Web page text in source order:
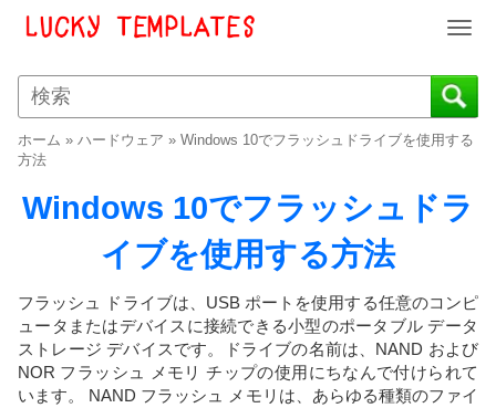
T
g
g
e
a
v
a
t
i
o
n
ホーム » ハードウェア » Windows 10でフラッシュドライブを使用する
方法
Windows 10でフラッシュドラ
イブを使用する方法
フラッシュ ドライブは、USB ポートを使用する任意のコンピ
ュータまたはデバイスに接続できる小型のポータブル データ
ストレージ デバイスです。ドライブの名前は、NAND および
NOR フラッシュ メモリ チップの使用にちなんで付けられて
います。 NAND フラッシュ メモリは、あらゆる種類のファイ